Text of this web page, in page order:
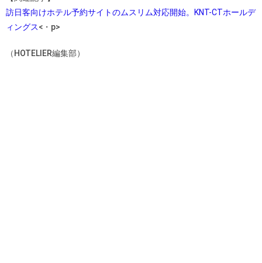
訪日客向けホテル予約サイトのムスリム対応開始。KNT-CTホールデ
ィングス<・p>
（HOTELIER編集部）